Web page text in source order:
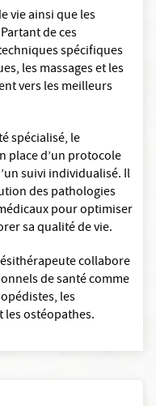
vie ainsi que les
de ces
spécifiques
les massages et les
vers les meilleurs
spécialisé, le
place d’un protocole
suivi individualisé. Il
des pathologies
pour optimiser
sa qualité de vie.
collabore
de santé comme
les
ostéopathes.